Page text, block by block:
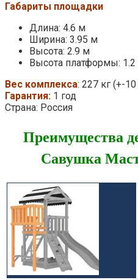
Габариты площадки
Длина: 4.6 м
Ширина: 3.95 м
Высота: 2.9 м
Высота платформы:
Вес комплекса: 227 кг (+-10
Гарантия: 1 год
Страна: Россия
Преимущества
Савушка